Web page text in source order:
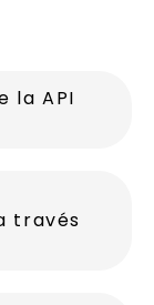
la API
través